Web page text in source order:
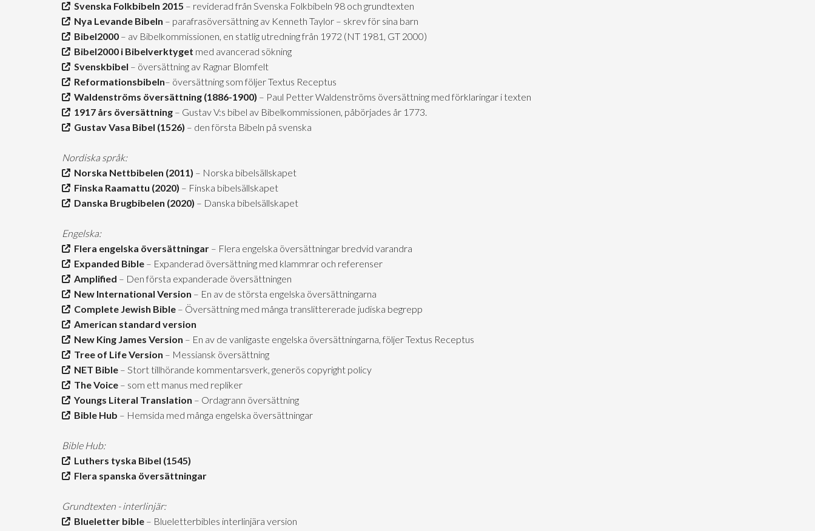
Svenska Folkbibeln 2015 – reviderad från Svenska Folkbibeln 98 och grundtexten
Nya Levande Bibeln – parafrasöversättning av Kenneth Taylor – skrev för sina barn
Bibel2000 – av Bibelkommissionen, en statlig utredning från 1972 (NT 1981, GT 2000)
Bibel2000 i Bibelverktyget med avancerad sökning
Svenskbibel – översättning av Ragnar Blomfelt
Reformationsbibeln– översättning som följer Textus Receptus
Waldenströms översättning (1886-1900) – Paul Petter Waldenströms översättning med förklaringar i texten
1917 års översättning – Gustav V:s bibel av Bibelkommissionen, påbörjades år 1773.
Gustav Vasa Bibel (1526) – den första Bibeln på svenska
Nordiska språk:
Norska Nettbibelen (2011) – Norska bibelsällskapet
Finska Raamattu (2020) – Finska bibelsällskapet
Danska Brugbibelen (2020) – Danska bibelsällskapet
Engelska:
Flera engelska översättningar – Flera engelska översättningar bredvid varandra
Expanded Bible – Expanderad översättning med klammrar och referenser
Amplified – Den första expanderade översättningen
New International Version – En av de största engelska översättningarna
Complete Jewish Bible – Översättning med många translittererade judiska begrepp
American standard version
New King James Version – En av de vanligaste engelska översättningarna, följer Textus Receptus
Tree of Life Version – Messiansk översättning
NET Bible – Stort tillhörande kommentarsverk, generös copyright policy
The Voice – som ett manus med repliker
Youngs Literal Translation – Ordagrann översättning
Bible Hub – Hemsida med många engelska översättningar
Bible Hub:
Luthers tyska Bibel (1545)
Flera spanska översättningar
Grundtexten - interlinjär:
Blueletter bible – Blueletterbibles interlinjära version